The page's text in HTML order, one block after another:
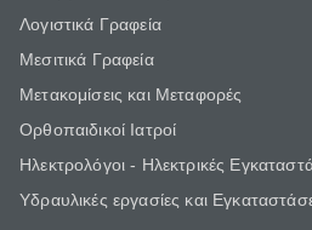
Λογιστικά Γραφεία
Μεσιτικά Γραφεία
Μετακομίσεις και Μεταφορές
Ορθοπαιδικοί Ιατροί
Ηλεκτρολόγοι - Ηλεκτρικές
Υδραυλικές εργασίες και